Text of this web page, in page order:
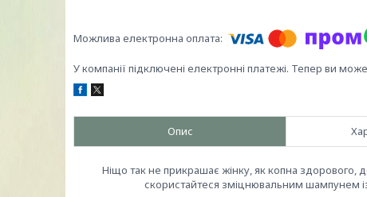
У компанії підключені електронні платежі. Тепер ви
Опис
Ніщо так не прикрашає жінку, як копна
скористайтеся зміцнювальним шампунем